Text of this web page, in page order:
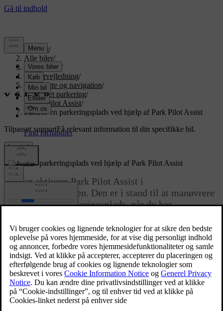
Support/
Alle biler/
EX30 2027 /
Brugervejledning/
Førerstøtte og navigation/
Assisteret parkering/
Park Pilot Assist/
Forlade en parkeringsplads ved hjælp af Park Pilot Assist
Tilpasset supportFå relevant information til din specifikke bil.
Log ind
Opdateret 25.05.2026
Forlade en parkeringsplads ved hjælp af Park Pilot Assist
Du kan aktivere Park Pilot Assist i
parkeringsvisningen. Den er i stand til at manøvrere
bilen ud af en parkeringsplads, når du har
til at parkere der.
Parkeringsvisningen åbnes ofte automatisk, når du sænker
hastigheden for at parkere, men du er undertiden nødt til at åben den
manuelt. Find kameraappen på kontekstbjælken for at åbne
parkeringsvisningen.